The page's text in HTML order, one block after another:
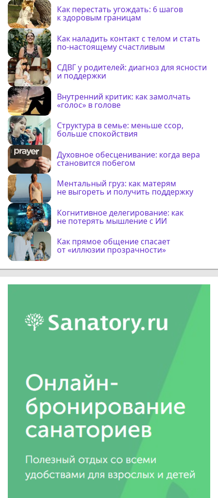
Как перестать угождать: 6 шагов
к здоровым границам
Как наладить контакт с телом и стать
по-настоящему счастливым
СДВГ у родителей: диагноз для ясности
и поддержки
Внутренний критик: как замолчать
«голос» в голове
Структура в семье: меньше ссор,
больше спокойствия
Духовное обесценивание: когда вера
становится побегом
Ментальный груз: как матерям
не выгореть и получить поддержку
Когнитивное делегирование: как
не потерять мышление с ИИ
Как прямое общение спасает
от «иллюзии прозрачности»